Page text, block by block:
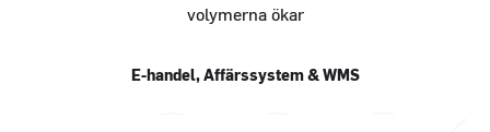
volymerna ökar
E-handel, Affärssystem & WMS